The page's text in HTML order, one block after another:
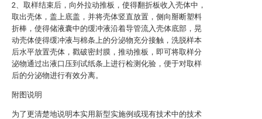
2、取样结束后，向外拉动推板，使得翻折板收入壳体中，
取出壳体，盖上底盖，并将壳体竖直放置，侧向掰断塑料
折棒，使得储液囊中的缓冲液沿着导管流入壳体底部，晃
动壳体使得缓冲液与棉条上的分泌物充分接触，洗脱样本
后水平放置壳体，戳破密封膜，推动推板，即可将取样分
泌物通过出液口压到试纸条上进行检测化验，便于对取样
后的分泌物进行有效分离。
附图说明
为了更清楚地说明本实用新型实施例或现有技术中的技术